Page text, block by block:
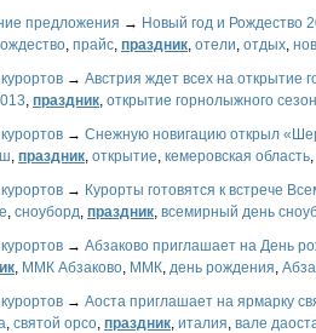
предложения → Новый год и Рождество
, прайс, праздник, отели, отдых,
→ Австрия ждет всех на открытие
, праздник, открытие горнолыжного
→ Снежную новигацию открыл
, праздник, открытие, кемеровская область,
→ Курорты готовятся к встрече
, сноуборд, праздник, всемирный день
→ Абзаково приглашает на День
, ММК Абзаково, ММК, день рождения,
→ Аоста приглашает на ярмарку
, святой орсо, праздник, италия, вале